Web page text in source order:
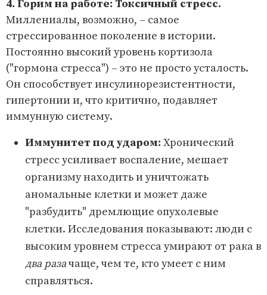
4. Горим на работе: Токсичный стресс.
Миллениалы, возможно, – самое
стрессированное поколение в истории.
Постоянно высокий уровень кортизола
("гормона стресса") – это не просто усталость.
Он способствует инсулинорезистентности,
гипертонии и, что критично, подавляет
иммунную систему.
Иммунитет под ударом: Хронический
стресс усиливает воспаление, мешает
организму находить и уничтожать
аномальные клетки и может даже
"разбудить" дремлющие опухолевые
клетки. Исследования показывают: люди с
высоким уровнем стресса умирают от рака в
два разачаще, чем те, кто умеет с ним
справляться.